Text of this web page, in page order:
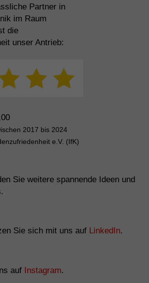
Partner in
im Raum
die
unser Antrieb:
2017 bis 2024
e.V. (IfK)
Sie weitere spannende Ideen und
Sie sich mit uns auf LinkedIn.
auf Instagram.